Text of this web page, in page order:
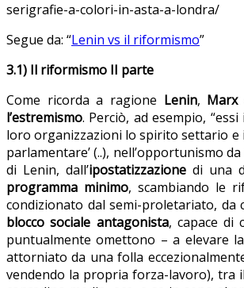
serigrafie-a-colori-in-asta-a-londra/
Segue da: “Lenin vs il riformismo”
3.1) Il riformismo II parte
Come ricorda a ragione Lenin, Marx
l’estremismo. Perciò, ad esempio,
loro organizzazioni lo spirito settario e
parlamentare’ (..), nell’opportunismo
di Lenin, dall’ipostatizzazionedi una
programma minimo, scambiando le
condizionato dal semi-proletariato,
blocco sociale antagonista, capace di
puntualmente omettono – a elevare
attorniato da una folla
vendendo la propria forza-lavoro), tra